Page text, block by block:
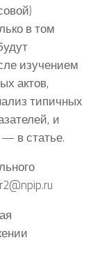
в том
изучением
актов,
типичных
и
в статье.